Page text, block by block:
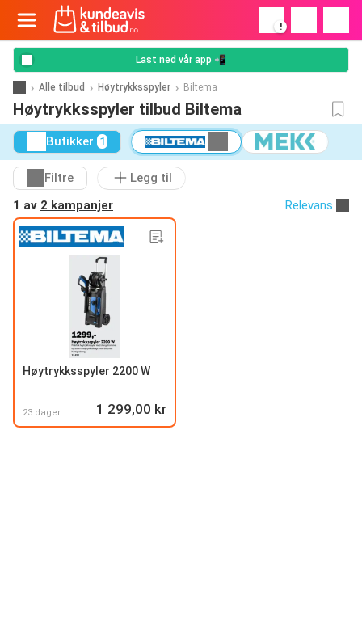
!
Last ned vår app 📲
Alle tilbud Høytrykksspyler Biltema
Høytrykksspyler tilbud Biltema
Butikker 1
Filtre
Legg til
1 av 2 kampanjer Relevans
Høytrykksspyler 2200 W
23 dager 1 299,00 kr